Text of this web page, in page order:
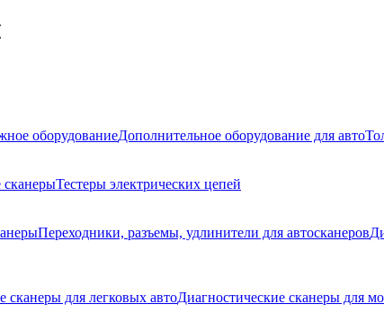
оборудованиеДополнительное оборудование для авто
сканерыТестеры электрических цепей
Переходники, разъемы, удлинители для автосканеров
сканеры для легковых автоДиагностические сканеры для